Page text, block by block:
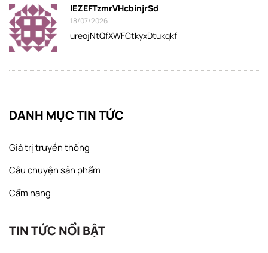
DANH MỤC TIN TỨC
Giá trị truyền thống
Câu chuyện sản phẩm
Cẩm nang
TIN TỨC NỔI BẬT
IEZEFTzmrVHcbinjrSd
18/07/2026
ureojNtQfXWFCtkyxDtukqkf